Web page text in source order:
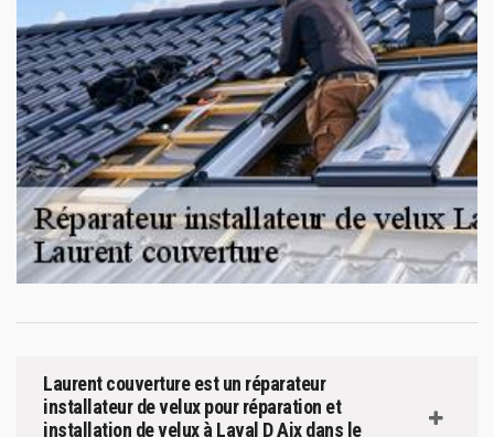
Laurent couverture est un réparateur
installateur de velux pour réparation et
installation de velux à Laval D Aix dans le